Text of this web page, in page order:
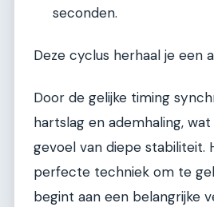
seconden.
Deze cyclus herhaal je een
Door de gelijke timing
hartslag en ademhaling,
gevoel van diepe stabiliteit.
perfecte techniek om te
begint aan een belangrijke